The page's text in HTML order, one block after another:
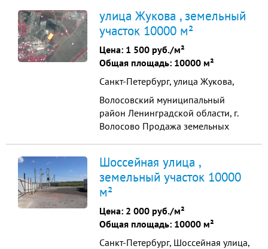
улица Жукова , земельный
участок 10000 м²
Цена: 1 500 руб./м²
Общая площадь: 10000 м²
Санкт-Петербург, улица Жукова,
Волосовский муниципальный
район Ленинградской области, г.
Волосово Продажа земельных
линии шоссе в Волосово Вид права
–¬ собственность физического
лица. Категория земель - земли
населенных пунктов. Участок
расположен вдоль
асфальтированного ...
Шоссейная улица ,
земельный участок 10000
м²
Цена: 2 000 руб./м²
Общая площадь: 10000 м²
Санкт-Петербург, Шоссейная улица,